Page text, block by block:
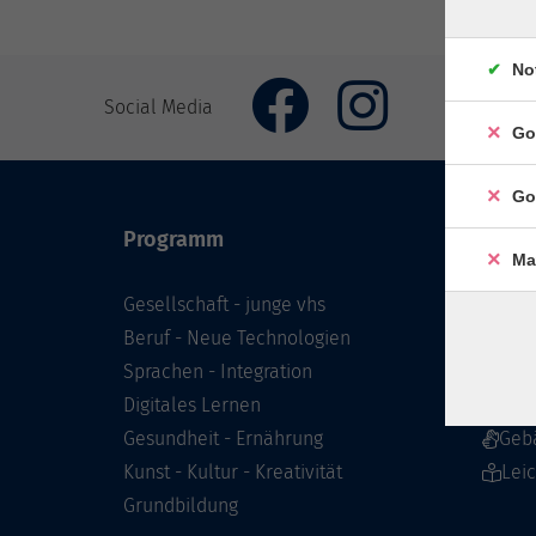
Social Media
Programm
Gesellschaft - junge vhs
Beruf - Neue Technologien
Sprachen - Integration
Digitales Lernen
Gesundheit - Ernährung
Kunst - Kultur - Kreativität
Grundbildung